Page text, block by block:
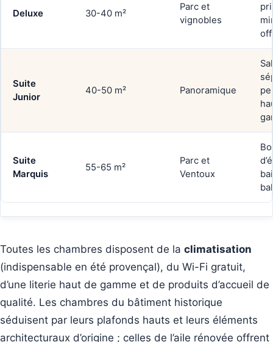
Deluxe 30-40 m²
Parc et
vignobles
Suite
Junior
40-50 m² Panoramique
Suite
Marquis
55-65 m²
Parc et
Ventoux
Toutes les chambres disposent de la climatisation
(indispensable en été provençal), du Wi-Fi gratuit,
d’une literie haut de gamme et de produits d’accueil de
qualité. Les chambres du bâtiment historique
séduisent par leurs plafonds hauts et leurs éléments
architecturaux d’origine ; celles de l’aile rénovée offrent